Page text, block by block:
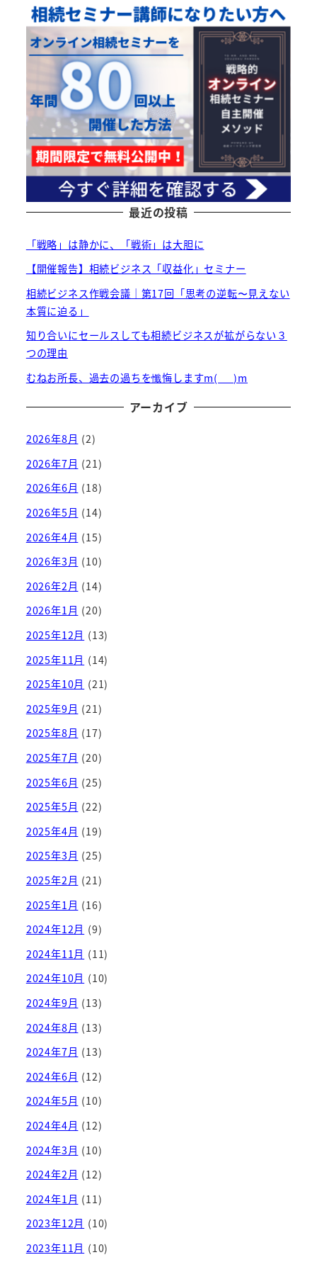
最近の投稿
「戦略」は静かに、「戦術」は大胆に
【開催報告】相続ビジネス「収益化」セミナー
相続ビジネス作戦会議｜第17回「思考の逆転〜見えない
本質に迫る」
知り合いにセールスしても相続ビジネスが拡がらない３
つの理由
むねお所長、過去の過ちを懺悔しますm(_ _)m
アーカイブ
2026年8月 (2)
2026年7月 (21)
2026年6月 (18)
2026年5月 (14)
2026年4月 (15)
2026年3月 (10)
2026年2月 (14)
2026年1月 (20)
2025年12月 (13)
2025年11月 (14)
2025年10月 (21)
2025年9月 (21)
2025年8月 (17)
2025年7月 (20)
2025年6月 (25)
2025年5月 (22)
2025年4月 (19)
2025年3月 (25)
2025年2月 (21)
2025年1月 (16)
2024年12月 (9)
2024年11月 (11)
2024年10月 (10)
2024年9月 (13)
2024年8月 (13)
2024年7月 (13)
2024年6月 (12)
2024年5月 (10)
2024年4月 (12)
2024年3月 (10)
2024年2月 (12)
2024年1月 (11)
2023年12月 (10)
2023年11月 (10)